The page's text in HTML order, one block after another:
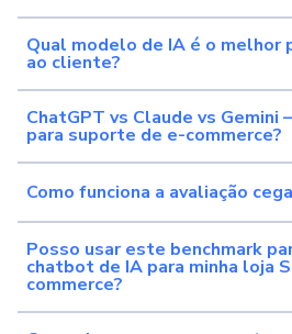
Qual modelo de IA é o melhor
ao cliente?
ChatGPT vs Claude vs
para suporte de e-commerce?
Como funciona a avaliação
Posso usar este benchmark
chatbot de IA para minha loja
commerce?